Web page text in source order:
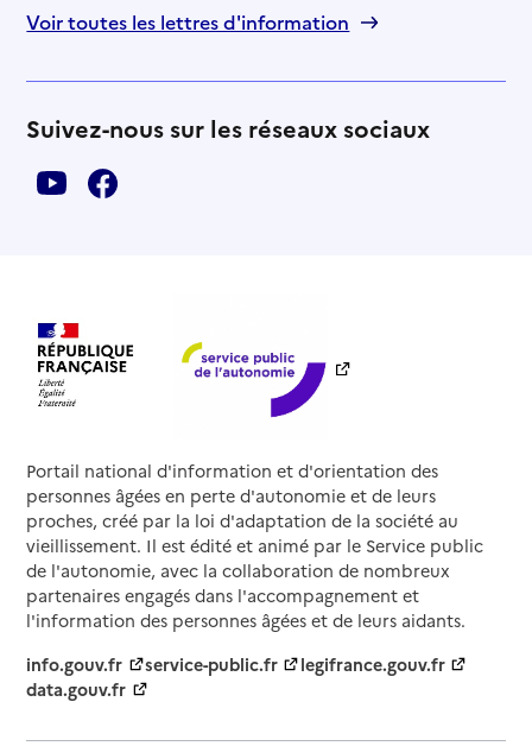
Voir toutes les lettres d'information
Suivez-nous sur les réseaux sociaux
Portail national d'information et d'orientation des
personnes âgées en perte d'autonomie et de leurs
proches, créé par la loi d'adaptation de la société au
vieillissement. Il est édité et animé par le Service public
de l'autonomie, avec la collaboration de nombreux
partenaires engagés dans l'accompagnement et
l'information des personnes âgées et de leurs aidants.
info.gouv.fr
service-public.fr
legifrance.gouv.fr
data.gouv.fr